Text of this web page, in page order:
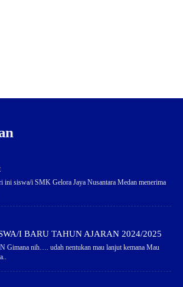
siswa/i SMK Gelora Jaya Nusantara Medan menerima
I BARU TAHUN AJARAN 2024/2025
nih…. udah nentukan mau lanjut kemana Mau